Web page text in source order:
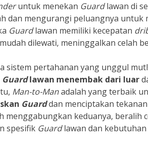
untuk menekan Guardlawan di
dan mengurangi peluangnya untuk
Guardlawan memiliki kecepatan
dilewati, meninggalkan celah
sistem pertahanan yang unggul
Guardlawan menembak dari luar
Man-to-Manadalah yang terbaik
Guarddan menciptakan
menggabungkan keduanya, beralih
spesifik Guardlawan dan